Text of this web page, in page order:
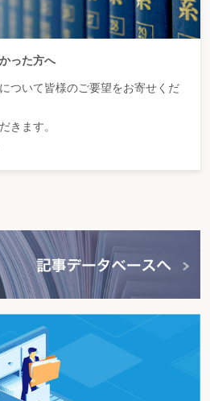
った方へ
ついて皆様のご要望をお寄せくだ
きます。